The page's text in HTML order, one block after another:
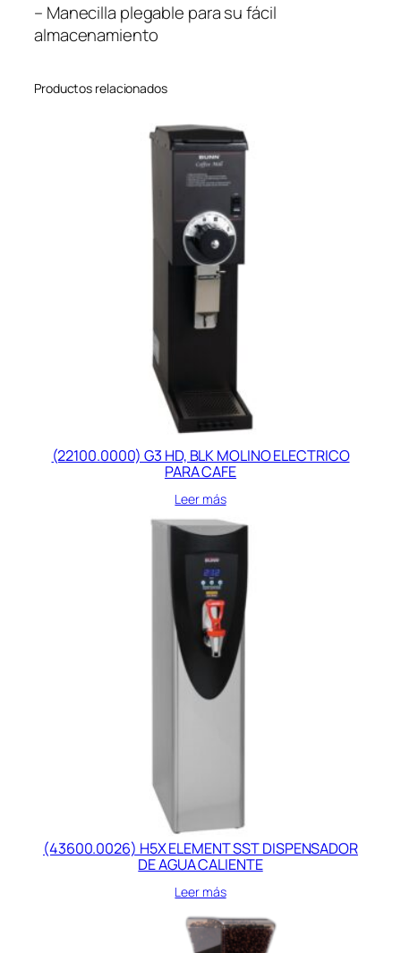
– Manecilla plegable para su fácil
almacenamiento
Productos relacionados
(22100.0000) G3 HD, BLK MOLINO ELECTRICO
PARA CAFE
Leer más
(43600.0026) H5X ELEMENT SST DISPENSADOR
DE AGUA CALIENTE
Leer más